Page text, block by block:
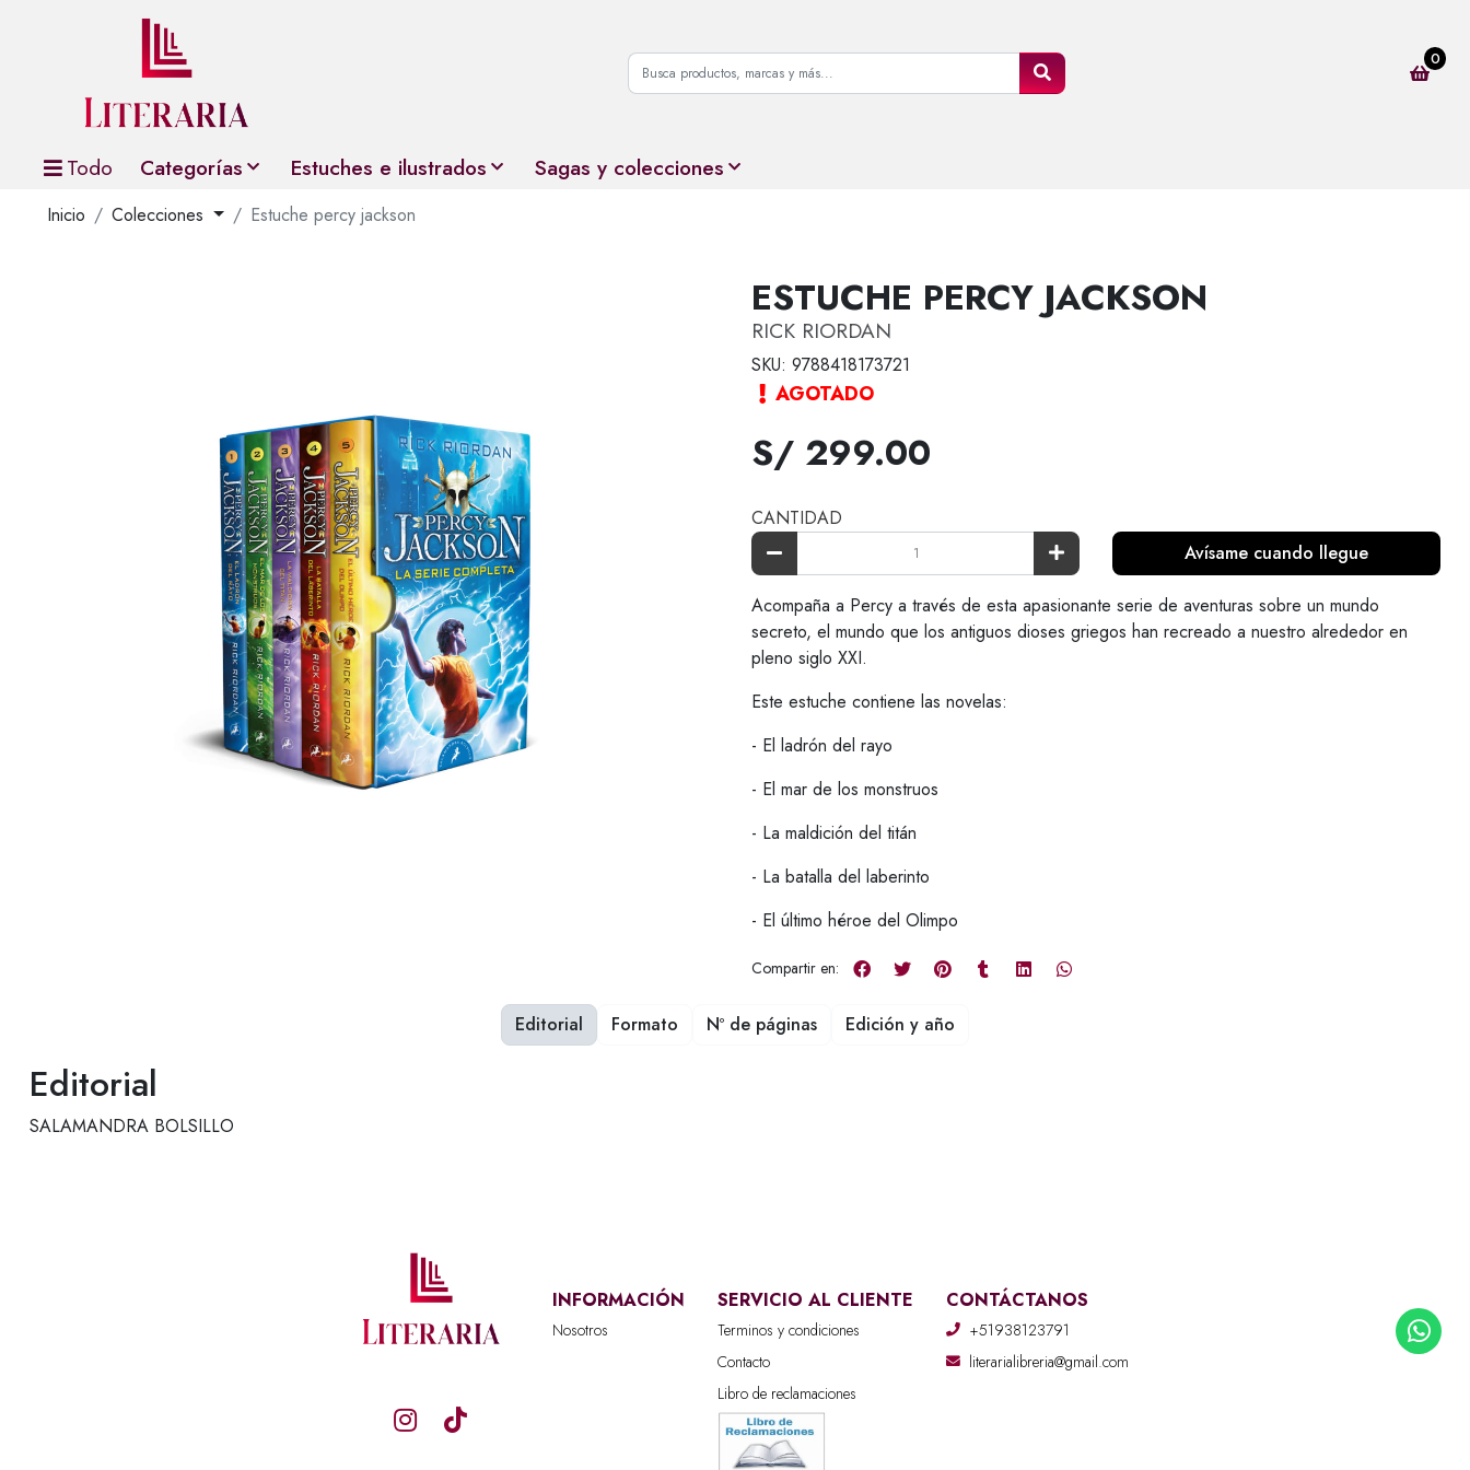
0
Todo Categorías Estuches e ilustrados Sagas y colecciones
Inicio Colecciones Estuche percy jackson
ESTUCHE PERCY JACKSON
RICK RIORDAN
SKU: 9788418173721
AGOTADO
S/ 299.00
CANTIDAD
Avísame cuando llegue
Acompaña a Percy a través de esta apasionante serie de aventuras sobre un mundo
secreto, el mundo que los antiguos dioses griegos han recreado a nuestro alrededor en
pleno siglo XXI.
Este estuche contiene las novelas:
- El ladrón del rayo
- El mar de los monstruos
- La maldición del titán
- La batalla del laberinto
- El último héroe del Olimpo
Compartir en:
Editorial
SALAMANDRA BOLSILLO
Editorial Formato Nº de páginas Edición y año
INFORMACIÓN
Nosotros
SERVICIO AL CLIENTE
Terminos y condiciones
Contacto
Libro de reclamaciones
CONTÁCTANOS
+51938123791
literarialibreria@gmail.com